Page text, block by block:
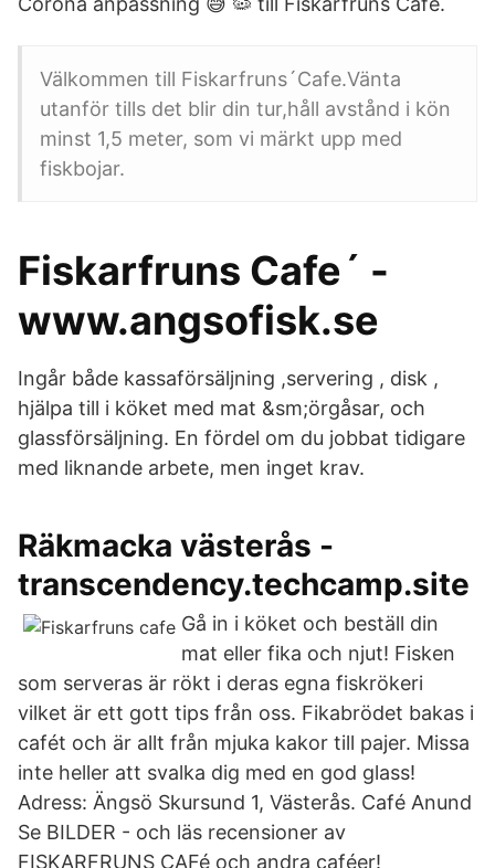
Välkommen till Fiskarfruns´Cafe.Vänta
utanför tills det blir din tur,håll avstånd i kön
minst 1,5 meter, som vi märkt upp med
fiskbojar.
Fiskarfruns Cafe´ -
www.angsofisk.se
Ingår både kassaförsäljning ,servering , disk ,
hjälpa till i köket med mat &sm;örgåsar, och
glassförsäljning. En fördel om du jobbat tidigare
med liknande arbete, men inget krav.
Räkmacka västerås -
transcendency.techcamp.site
Gå in i köket och beställ din
mat eller fika och njut! Fisken
som serveras är rökt i deras egna fiskrökeri
vilket är ett gott tips från oss. Fikabrödet bakas i
cafét och är allt från mjuka kakor till pajer. Missa
inte heller att svalka dig med en god glass!
Adress: Ängsö Skursund 1, Västerås. Café Anund
Se BILDER - och läs recensioner av
FISKARFRUNS CAFé och andra caféer!